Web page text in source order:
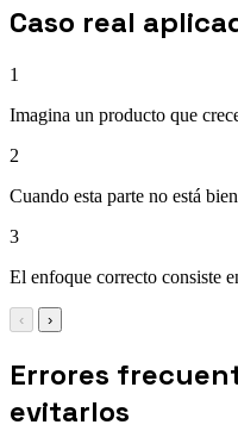
Caso real
1
Imagina un producto que
2
Cuando esta parte no está
3
El enfoque correcto consiste
‹ ›
Errores
evitarlos